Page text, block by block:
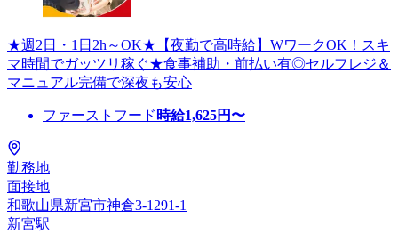
★週2日・1日2h～OK★【夜勤で高時給】WワークOK！スキ
マ時間でガッツリ稼ぐ★食事補助・前払い有◎セルフレジ＆
マニュアル完備で深夜も安心
ファーストフード 時給1,625円〜
勤務地
面接地
和歌山県新宮市神倉3-1291-1
新宮駅